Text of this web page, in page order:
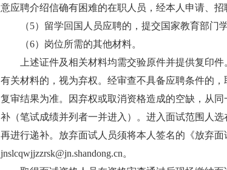
意应聘介绍信确有困难的在职人员，经本人申请、招
（5）留学回国人员应聘的，提交国家教育部门
（6）岗位所需的其他材料。
上述证件及相关材料均需交验原件并提供复印
有关材料的，视为弃权。经审查不具备应聘条件的
复审结果为准。因弃权或取消资格造成的空缺，从
补（笔试成绩并列者一并进入）。进入面试范围人
再进行递补。放弃面试人员须将本人签名的《放弃
jnslcqwjjzzrsk@jn.shandong.cn。